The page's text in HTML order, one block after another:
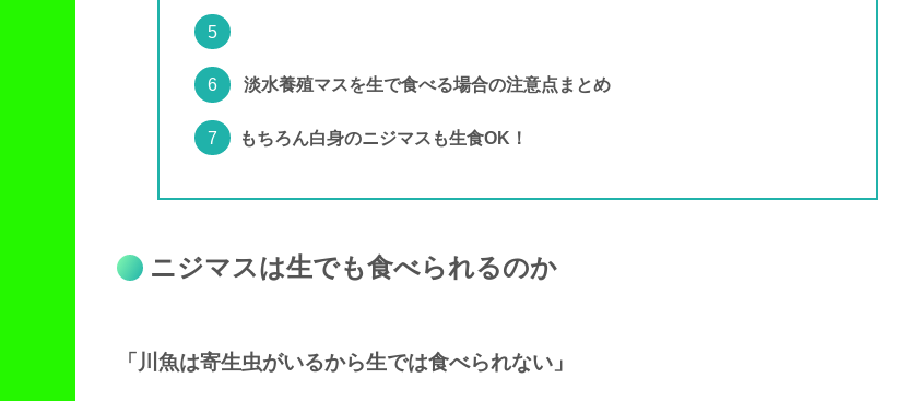
淡水養殖マスを生で食べる場合の注意点まとめ
もちろん白身のニジマスも生食OK！
ニジマスは生でも食べられるのか
「川魚は寄生虫がいるから生では食べられない」